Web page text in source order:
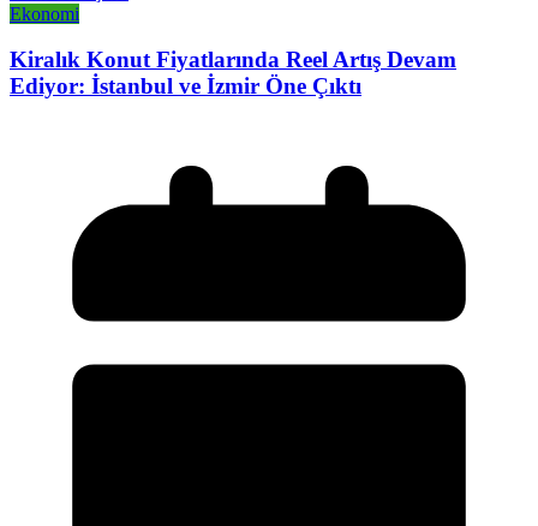
Ekonomi
Kiralık Konut Fiyatlarında Reel Artış Devam
Ediyor: İstanbul ve İzmir Öne Çıktı